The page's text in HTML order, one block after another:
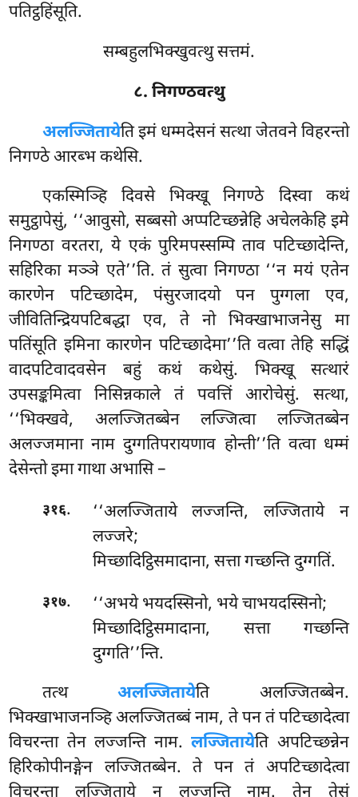
पतिट्ठहिंसूति.
सम्बहुलभिक्खुवत्थु सत्तमं.
८. निगण्ठवत्थु
अलज्जितायेति इमं धम्मदेसनं सत्था जेतवने विहरन्तो
निगण्ठे आरब्भ कथेसि.
एकस्मिञ्हिदिवसे भिक्खू निगण्ठे दिस्वा कथं
समुट्ठापेसुं, ‘‘आवुसो, सब्बसो अप्पटिच्छन्नेहि अचेलकेहि इमे
निगण्ठा वरतरा, ये एकं पुरिमपस्सम्पि ताव पटिच्छादेन्ति,
सहिरिका मञ्ञे एते’’ति. तं सुत्वा निगण्ठा ‘‘न मयं एतेन
कारणेन पटिच्छादेम, पंसुरजादयोपन पुग्गला एव,
जीवितिन्द्रियपटिबद्धा एव, ते नो भिक्खाभाजनेसु मा
पतिंसूति इमिना कारणेन पटिच्छादेमा’’ति वत्वा तेहि सद्धिं
वादपटिवादवसेन बहुं कथं कथेसुं. भिक्खू सत्थारं
उपसङ्कमित्वा निसिन्नकाले तं पवत्तिं आरोचेसुं. सत्था,
‘‘भिक्खवे, अलज्जितब्बेन लज्जित्वा लज्जितब्बेन
अलज्जमाना नाम दुग्गतिपरायणाव होन्ती’’ति वत्वा धम्मं
देसेन्तो इमा गाथा अभासि –
३१६.
‘‘अलज्जिताये लज्जन्ति, लज्जिताये न
लज्जरे;
मिच्छादिट्ठिसमादाना, सत्ता गच्छन्ति दुग्गतिं.
३१७.
‘‘अभये भयदस्सिनो, भये चाभयदस्सिनो;
मिच्छादिट्ठिसमादाना, सत्ता गच्छन्ति
दुग्गति’’न्ति.
तत्थअलज्जितायेति अलज्जितब्बेन.
भिक्खाभाजनञ्हि अलज्जितब्बं नाम, ते पन तं पटिच्छादेत्वा
विचरन्ता तेन लज्जन्ति नाम.लज्जितायेति अपटिच्छन्नेन
हिरिकोपीनङ्गेन लज्जितब्बेन. ते पन तं अपटिच्छादेत्वा